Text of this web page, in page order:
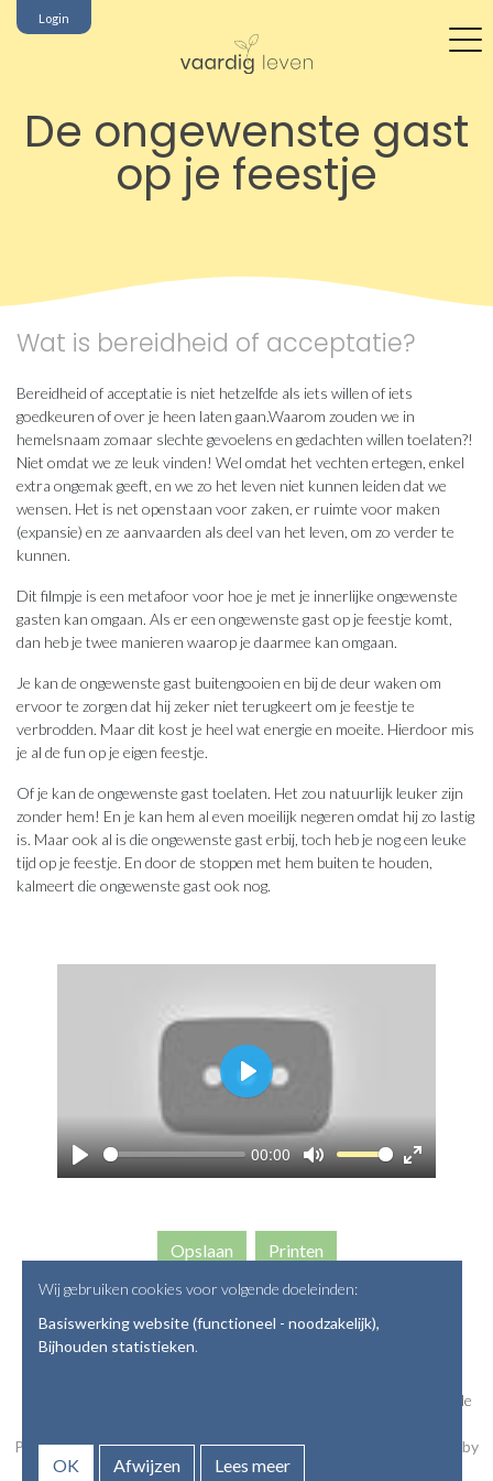
Login
De ongewenste gast
op je feestje
Wat is bereidheid of acceptatie?
Bereidheid of acceptatie is niet hetzelfde als iets willen of iets
goedkeuren of over je heen laten gaan.Waarom zouden we in
hemelsnaam zomaar slechte gevoelens en gedachten willen toelaten?!
Niet omdat we ze leuk vinden! Wel omdat het vechten ertegen, enkel
extra ongemak geeft, en we zo het leven niet kunnen leiden dat we
wensen. Het is net openstaan voor zaken, er ruimte voor maken
(expansie) en ze aanvaarden als deel van het leven, om zo verder te
kunnen.
Dit filmpje is een metafoor voor hoe je met je innerlijke ongewenste
gasten kan omgaan. Als er een ongewenste gast op je feestje komt,
dan heb je twee manieren waarop je daarmee kan omgaan.
Je kan de ongewenste gast buitengooien en bij de deur waken om
ervoor te zorgen dat hij zeker niet terugkeert om je feestje te
verbrodden. Maar dit kost je heel wat energie en moeite. Hierdoor mis
je al de fun op je eigen feestje.
Of je kan de ongewenste gast toelaten. Het zou natuurlijk leuker zijn
zonder hem! En je kan hem al even moeilijk negeren omdat hij zo lastig
is. Maar ook al is die ongewenste gast erbij, toch heb je nog een leuke
tijd op je feestje. En door de stoppen met hem buiten te houden,
kalmeert die ongewenste gast ook nog.
Play
00:00
Mute
Enter
Play
Opslaan
• Alle
Privacyverklaring•Webdesign door Zenjoy in Leuven
Powered by
Nimbu
Wij gebruiken cookies voor volgende doeleinden:
Basiswerking website (functioneel - noodzakelijk),
Bijhouden statistieken.
OK Afwijzen Lees meer